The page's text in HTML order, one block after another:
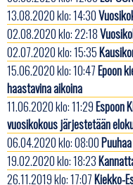
13.08.2020 klo: 14:30
02.08.2020 klo: 22:18
02.07.2020 klo: 15:35
15.06.2020 klo: 10:47Epoon
haastavina aikoina
11.06.2020 klo: 11:29Espoon
vuosikokous järjestetään
06.04.2020 klo: 08:00
19.02.2020 klo: 18:23
26.11.2019 klo: 17:07Kiekko-